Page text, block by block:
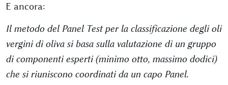
E ancora:
Il metodo del Panel Test per la classificazione degli oli
vergini di oliva si basa sulla valutazione di un gruppo
di componenti esperti (minimo otto, massimo dodici)
che si riuniscono coordinati da un capo Panel.